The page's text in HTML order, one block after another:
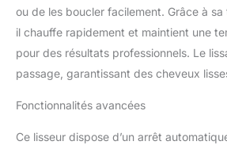
et
chaleur de
pointes
ans,
TESTE
sans
ou de les boucler facilement. Grâce à sa
il chauffe rapidement et maintient une
pour des résultats professionnels. Le
passage, garantissant des cheveux
Fonctionnalités avancées
Ce lisseur dispose d’un arrêt